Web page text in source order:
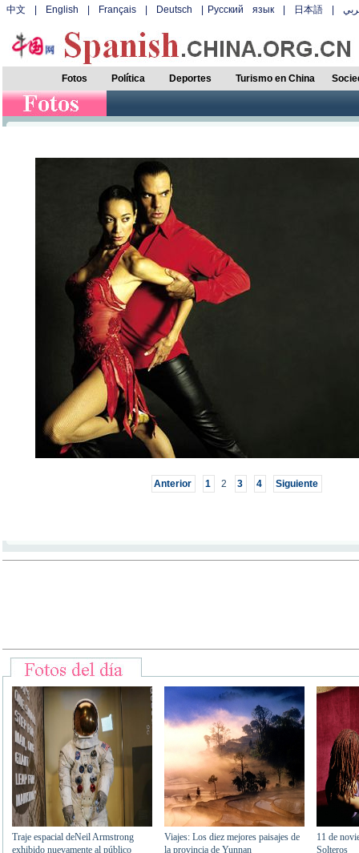
中文 English Français Deutsch Русский язык 日本語
Fotos Política Deportes Turismo en China
Anterior 1 2 3 4 Siguiente